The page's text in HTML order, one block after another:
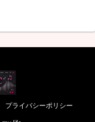
プライバシーポリシー